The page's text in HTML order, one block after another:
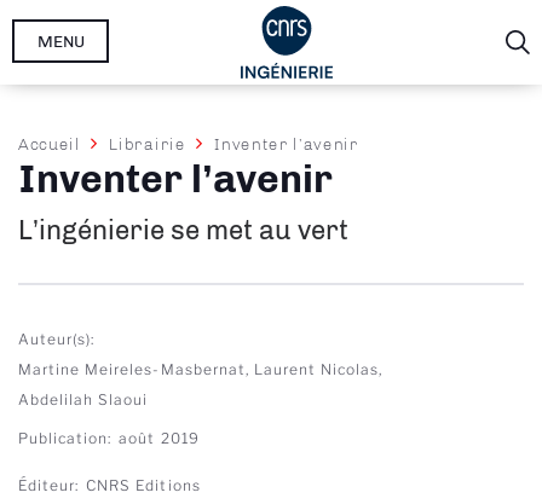
Aller
MENU
Fil
d'Ariane
Accueil Librairie Inventer l’avenir
Inventer l’avenir
L’ingénierie se met au vert
Auteur(s)
Martine Meireles-Masbernat, Laurent Nicolas,
Abdelilah Slaoui
Publication août 2019
Éditeur CNRS Editions